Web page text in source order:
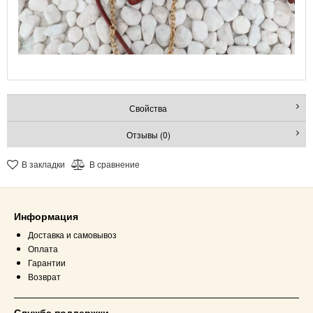
Свойства
Отзывы (0)
В закладки В сравнение
Информация
Доставка и самовывоз
Оплата
Гарантии
Возврат